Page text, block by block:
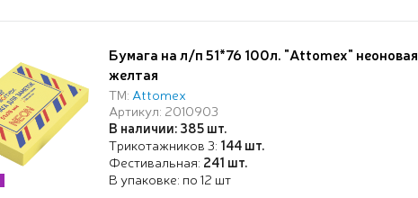
Бумага на л/п 51*76 100л. "Attomex" неоновая
желтая
ТМ: Attomex
Артикул: 2010903
В наличии: 385 шт.
Трикотажников 3: 144 шт.
Фестивальная: 241 шт.
В упаковке: по 12 шт